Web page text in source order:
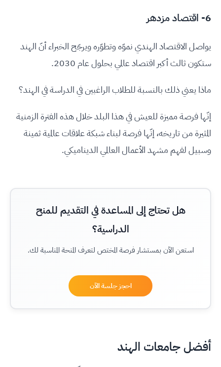
6- اقتصاد مزدهر
يواصل الاقتصاد الهندي نموّه وتطوّره ويرجّح الخبراء أنّ الهند
ستكون ثالث أكبر اقتصاد عالمي بحلول عام 2030.
ماذا يعني ذلك بالنسبة للطلاب الراغبين في الدراسة في الهند؟
إنّها فرصة مميزة للعيش في هذا البلد خلال هذه الفترة الزمنية
المثيرة من تاريخه، إنّها فرصة لبناء شبكة علاقات عالمية ثمينة
وسبيل لفهم مشهد الأعمال العالمي الديناميكي.
هل تحتاج إلى المساعدة في التقديم للمنح
الدراسية؟
استعن الآن بمستشار فرصة المختص لتعرف المنحة المناسبة لك.
احجز جلسة الآن
أفضل جامعات الهند